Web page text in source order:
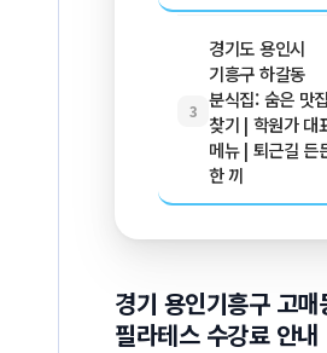
3
경기도 용인시
기흥구 하갈동
분식집: 숨은 맛집
찾기 | 학원가 대
메뉴 | 퇴근길 든
한 끼
경기 용인기흥구 고매
필라테스 수강료 안내